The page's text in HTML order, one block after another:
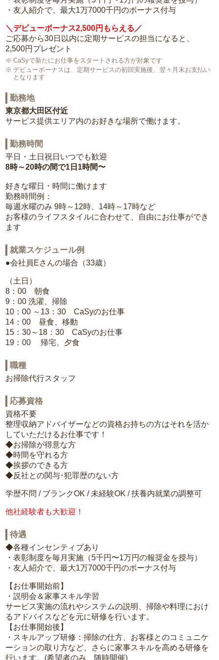
・友人紹介で、最大1万7000千円のボーナス付与
＼デビューボーナス2,500円もらえる／
ご応募から30日以内に定期サービスの担当になると、
2,500円プレゼント
CaSyで新たにお仕事をスタートされる方が対象です
デビューボーナスは、定期サービスの初回実施後、翌々月末お支払い
となります
勤務地
東京都大田区付近
サービス提供エリア内のお好きな場所で働けます。
勤務時間
平日・土日祝日いつでも歓迎
8時～20時の間で1日1時間〜
好きな曜日・時間に働けます
勤務時間例：
毎週水曜のみ 9時～12時、14時～17時など
お客様のライフスタイルに合わせて、自由にお仕事ができ
ます
就業スケジュール例
●会社員Eさんの場合（33歳）
（土日）
8：00 朝食
9：00 洗濯、掃除
10：00 ～13：30 CaSyのお仕事
14：00 昼食、移動
15：30～18：30 CaSyのお仕事
19：00 帰宅、夕食
職種
お掃除代行スタッフ
応募資格
資格不要
整理収納アドバイザーなどの資格お持ちの方はそれを活か
していただけるお仕事です！
◆お掃除が得意な方
◆時間を守れる方
◆挨拶のできる方
◆反社との関与･犯罪歴のない方
学歴不問 / ブランクOK / 未経験OK / 扶養内就業の調整可
他社経験者も大歓迎！
待遇
◆各種インセンティブあり
・表彰制度を毎月実施（5千円〜1万円の報奨金を授与）
・友人紹介で、最大1万7000千円のボーナス付与
【お仕事開始前】
・説明会＆家事スキル学習
サービス実施の流れやシステムの説明、掃除や料理におけ
るアドバイスなどを元に研修を行います。
【お仕事開始後】
・スキルアップ研修：掃除の仕方、お客様とのコミュニケ
ーションの取り方など、さらに家事スキルを高める研修を
行います。(希望者のみ、随時開催)